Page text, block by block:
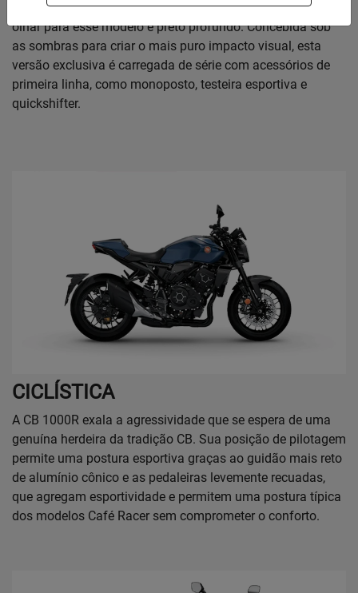
detalhes de alumínio maquinado, tudo o que você vê ao
olhar para esse modelo é preto profundo. Concebida sob
as sombras para criar o mais puro impacto visual, esta
versão exclusiva é carregada de série com acessórios de
primeira linha, como monoposto, testeira esportiva e
quickshifter.
CICLÍSTICA
A CB 1000R exala a agressividade que se espera de uma
genuína herdeira da tradição CB. Sua posição de pilotagem
permite uma postura esportiva graças ao guidão mais reto
de alumínio cônico e as pedaleiras levemente recuadas,
que agregam esportividade e permitem uma postura típica
dos modelos Café Racer sem comprometer o conforto.